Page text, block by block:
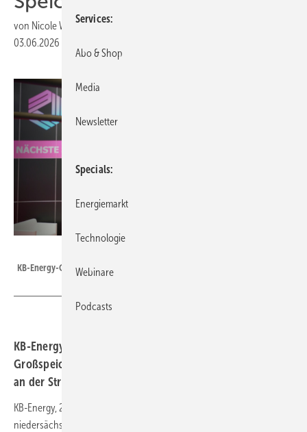
von Nicole Weinhold
03.06.2026
KB-Energy-Geschäftsführer Dirk Labudda
KB-Energy produziert im niedersächsischen Syke
Großspeicher speziell für den hochdynamischen Handel
an der Strombörse.
KB-Energy, 2022 als Teil der KB-­Gruppe gegründet, produziert im
nieder­sächsischen Syke Mega­watt-­Batterie­speicher. Geschäftsführer
Services
Abo & Shop
Media
Newsletter
Specials
Energiemarkt
Technologie
Webinare
Podcasts